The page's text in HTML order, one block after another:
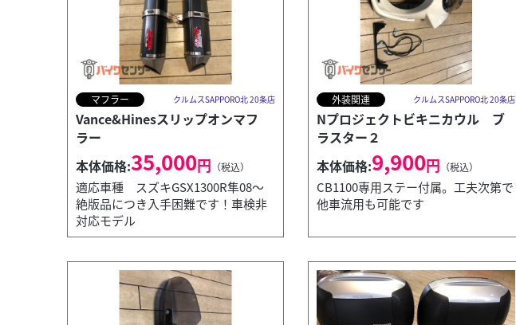
マフラー クルムスSAPPORO北 20条店
Vance&Hinesスリップオンマフ
ラー
本体価格:35,000円 （税込）
適応車種 スズキGSX1300R隼08～
絶版品につき入手困難です！車検非
対応モデル
外装関連 クルムスSAPPORO北 20条店
Nプロジェクトビキニカウル ブ
ラスター２
本体価格:9,900円 （税込）
CB1100専用ステー付属。工夫次第で
他車流用も可能です